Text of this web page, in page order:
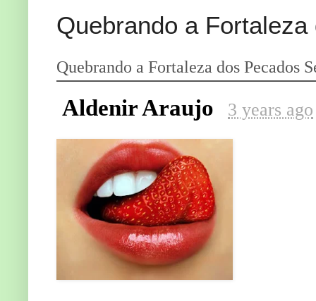
Quebrando a
Quebrando a Fortaleza dos Pecados
Aldenir Araujo 3 years ago